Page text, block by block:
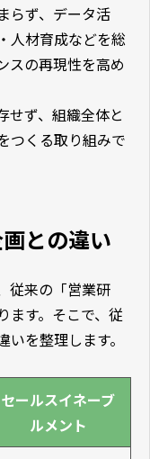
らず、データ活
人材育成などを総
スの再現性を高め
せず、組織全体と
つくる取り組みで
との違い
従来の「営業研
ます。そこで、従
を整理します。
セールスイネーブ
ルメント